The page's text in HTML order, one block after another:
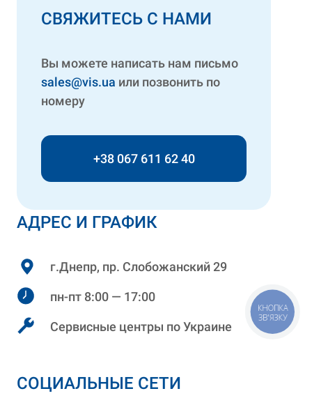
АДРЕС И ГРАФИК
г.Днепр, пр. Слобожанский 29
пн-пт 8:00 — 17:00
Сервисные центры по Украине
СОЦИАЛЬНЫЕ СЕТИ
СВЯЖИТЕСЬ С НАМИ
Вы можете написать нам письмо
sales@vis.ua или позвонить по
номеру
+38 067 611 62 40
КНОПКА
ЗВ'ЯЗКУ